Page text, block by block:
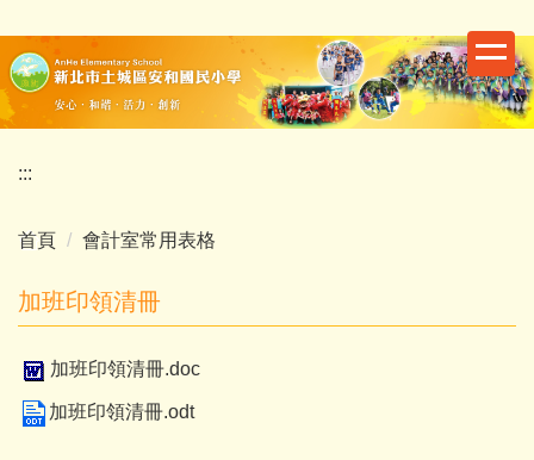
到
主
要
內
:::
首頁 會計室常用表格
加班印領清冊
加班印領清冊.doc
加班印領清冊.odt